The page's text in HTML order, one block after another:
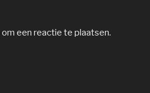
om een reactie te plaatsen.